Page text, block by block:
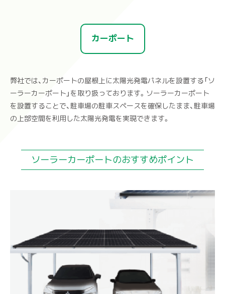
カーポート
弊社では、カーポートの屋根上に太陽光発電パネルを設置する「ソ
ーラーカーポート」を取り扱っております。ソーラーカーポート
を設置することで、駐車場の駐車スペースを確保したまま、駐車場
の上部空間を利用した太陽光発電を実現できます。
ソーラーカーポートのおすすめポイント